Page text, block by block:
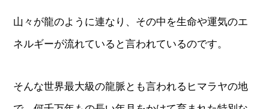
山々が龍のように連なり、その中を生命や運気のエ
ネルギーが流れていると言われているのです。
そんな世界最大級の龍脈とも言われるヒマラヤの地